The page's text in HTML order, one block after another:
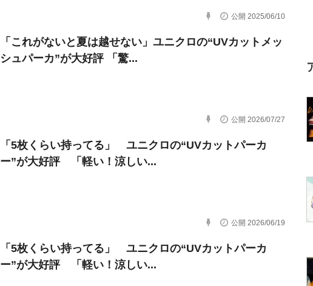
公開 2025/06/10
「これがないと夏は越せない」ユニクロの“UVカットメッ
シュパーカ”が大好評 「驚...
公開 2026/07/27
「5枚くらい持ってる」 ユニクロの“UVカットパーカ
ー”が大好評 「軽い！涼しい...
公開 2026/06/19
「5枚くらい持ってる」 ユニクロの“UVカットパーカ
ー”が大好評 「軽い！涼しい...